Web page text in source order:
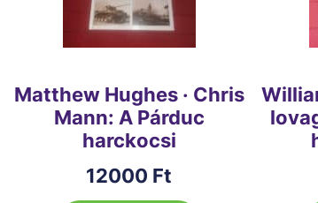
Matthew Hughes · Chris
Mann: A Párduc
harckocsi
12000 Ft